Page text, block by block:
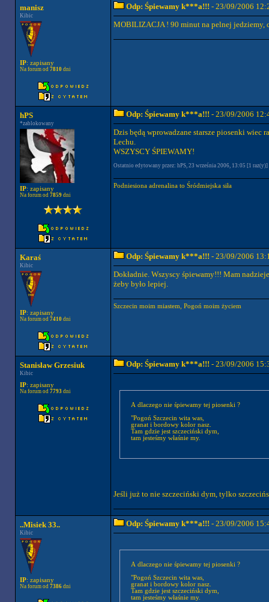
manisz
Kibic
IP: zapisany
Na forum od 7810dni
Odp: Śpiewamy k***a!!! - 23/09/2006
MOBILIZACJA ! 90 minut na pelnej jedziemy,
hPS
*zablokowany
IP: zapisany
Na forum od 7859dni
Odp: Śpiewamy k***a!!! - 23/09/2006
Dzis będą wprowadzane starsze piosenki wiec
Lechu.
WSZYSCY ŚPIEWAMY!
Ostatnio edytowany przez: hPS, 23 września 2006, 13:05 [1 raz(y)]
Podniesiona adrenalina to Śródmiejska siła
Karaś
Kibic
IP: zapisany
Na forum od 7410dni
Odp: Śpiewamy k***a!!! - 23/09/2006
Dokładnie. Wszyscy śpiewamy!!! Mam
żeby było lepiej.
Szczecin moim miastem, Pogoń moim życiem
Stanisław Grzesiuk
Kibic
IP: zapisany
Na forum od 7793dni
Odp: Śpiewamy k***a!!! - 23/09/2006
A dlaczego nie śpiewamy tej piosenki ?
"Pogoń Szczecin wita was,
granat i bordowy kolor nasz.
Tam gdzie jest szczeciński dym,
tam jesteśmy właśnie my.
Jeśli już to nie szczeciński dym, tylko
..Misiek 33..
Kibic
IP: zapisany
Na forum od 7386dni
Odp: Śpiewamy k***a!!! - 23/09/2006
A dlaczego nie śpiewamy tej piosenki ?
"Pogoń Szczecin wita was,
granat i bordowy kolor nasz.
Tam gdzie jest szczeciński dym,
tam jesteśmy właśnie my.